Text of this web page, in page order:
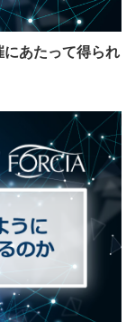
あたって得られ